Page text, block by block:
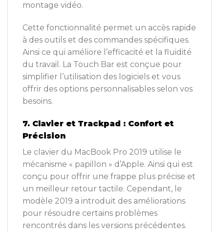
montage vidéo.
Cette fonctionnalité permet un accès rapide
à des outils et des commandes spécifiques.
Ainsi ce qui améliore l’efficacité et la fluidité
du travail. La Touch Bar est conçue pour
simplifier l’utilisation des logiciels et vous
offrir des options personnalisables selon vos
besoins.
7. Clavier et Trackpad : Confort et
Précision
Le clavier du MacBook Pro 2019 utilise le
mécanisme « papillon » d’Apple. Ainsi qui est
conçu pour offrir une frappe plus précise et
un meilleur retour tactile. Cependant, le
modèle 2019 a introduit des améliorations
pour résoudre certains problèmes
rencontrés dans les versions précédentes.